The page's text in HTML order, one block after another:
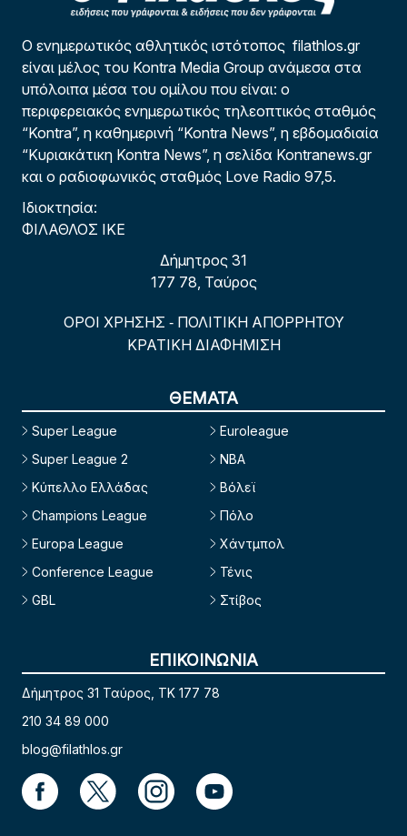
Ο ενημερωτικός αθλητικός ιστότοπος filathlos.gr
είναι μέλος του Kontra Media Group ανάμεσα στα
υπόλοιπα μέσα του ομίλου που είναι: ο
περιφερειακός ενημερωτικός τηλεοπτικός σταθμός
“Kontra”, η καθημερινή “Kontra News”, η εβδομαδιαία
“Κυριακάτικη Kontra News”, η σελίδα Kontranews.gr
και ο ραδιοφωνικός σταθμός Love Radio 97,5.
Ιδιοκτησία:
ΦΙΛΑΘΛΟΣ ΙΚΕ
Δήμητρος 31
177 78, Ταύρος
ΟΡΟΙ ΧΡΗΣΗΣ - ΠΟΛΙΤΙΚΗ ΑΠΟΡΡΗΤΟΥ
ΚΡΑΤΙΚΗ ΔΙΑΦΗΜΙΣΗ
ΘΕΜΑΤΑ
Super League
Super League 2
Κύπελλο Ελλάδας
Champions League
Europa League
Conference League
GBL
Euroleague
NBA
Βόλεϊ
Πόλο
Χάντμπολ
Τένις
Στίβος
ΕΠΙΚΟΙΝΩΝΙΑ
Δήμητρος 31 Ταύρος, TK 177 78
210 34 89 000
blog@filathlos.gr